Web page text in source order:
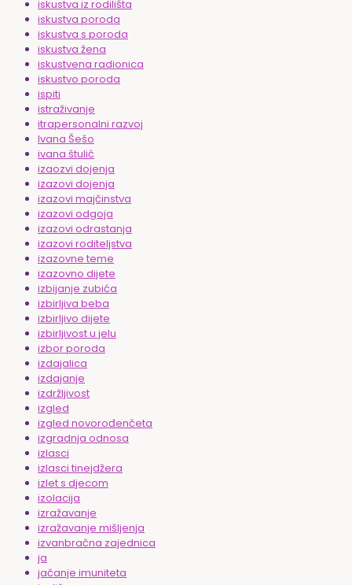
iskustva iz rodilišta
iskustva poroda
iskustva s poroda
iskustva žena
iskustvena radionica
iskustvo poroda
ispiti
istraživanje
itrapersonalni razvoj
Ivana Šešo
ivana štulić
izaozvi dojenja
izazovi dojenja
izazovi majčinstva
izazovi odgoja
izazovi odrastanja
izazovi roditeljstva
izazovne teme
izazovno dijete
izbijanje zubića
izbirljiva beba
izbirljivo dijete
izbirljivost u jelu
izbor poroda
izdajalica
izdajanje
izdržljivost
izgled
izgled novorođenčeta
izgradnja odnosa
izlasci
izlasci tinejdžera
izlet s djecom
izolacija
izražavanje
izražavanje mišljenja
izvanbračna zajednica
ja
jačanje imuniteta